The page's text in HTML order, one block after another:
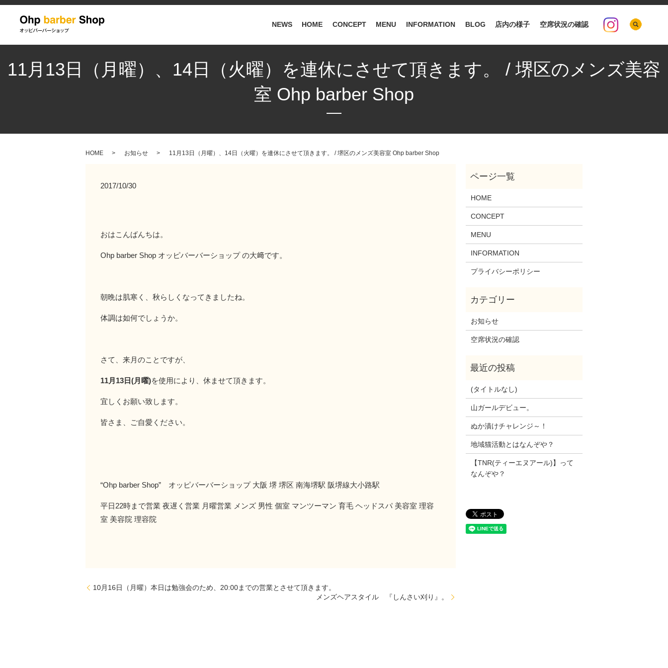
NEWS HOME CONCEPT MENU INFORMATION BLOG 店内の様子 空席状況の確認
11月13日（月曜）、14日（火曜）を連休にさせて頂きます。 / 堺区のメンズ美容
室 Ohp barber Shop
HOME お知らせ 11月13日（月曜）、14日（火曜）を連休にさせて頂きます。 / 堺区のメンズ美容室 Ohp barber Shop
2017/10/30
おはこんばんちは。
Ohp barber Shop オッピバーバーショップ の大﨑です。
朝晩は肌寒く、秋らしくなってきましたね。
体調は如何でしょうか。
さて、来月のことですが、
11月13日(月曜)を使用により、休ませて頂きます。
宜しくお願い致します。
皆さま、ご自愛ください。
“Ohp barber Shop” オッピバーバーショップ 大阪 堺 堺区 南海堺駅 阪堺線大小路駅
平日22時まで営業 夜遅く営業 月曜営業 メンズ 男性 個室 マンツーマン 育毛 ヘッドスパ 美容室 理容
室 美容院 理容院
10月16日（月曜）本日は勉強会のため、20:00までの営業とさせて頂きます。
メンズヘアスタイル 『しんさい刈り』。
HOME
CONCEPT
MENU
INFORMATION
プライバシーポリシー
お知らせ
空席状況の確認
(タイトルなし)
山ガールデビュー。
ぬか漬けチャレンジ～！
地域猫活動とはなんぞや？
【TNR(ティーエヌアール)】って
なんぞや？